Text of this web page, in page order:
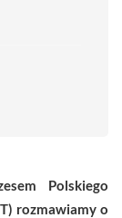
Polskiego
rozmawiamy o